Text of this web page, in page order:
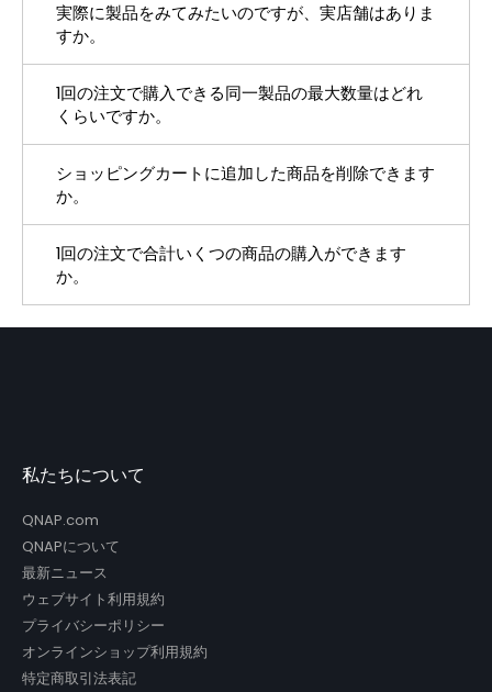
ながら、製品に初期不良ないし破損が認められる場
合においては、保証の範囲において交換は可能とな
ります。「テクニカルサポート」へご連絡くださ
メールアドレスの変更はできかねます。
実際に製品をみてみたいのですが、実店舗はありま
すか。
直経営の実店舗はございません。しかしながら弊社
に在庫がある限りには、弊社にお越しいただき、実
機の確認は可能でございます。「お問い合わせ」よ
り先ずはご相談くださいませ。
1回の注文で購入できる同一製品の最大数量はどれ
くらいですか。
1回のご注文につき、特定の同一製品は最大5個まで
ご購入できます。5個以上ご購入をご希望の場合、
お手数ですが「お問い合わせ」よりご連絡をお願い
いたします。
ショッピングカートに追加した商品を削除できます
か。
ご注文確定前であれば、いつでもカートから商品を
キャンセル、削除または追加いただけます。
1回の注文で合計いくつの商品の購入ができます
か。
私たちについて
QNAP.com
QNAPについて
最新ニュース
ウェブサイト利用規約
プライバシーポリシー
オンラインショップ利用規約
特定商取引法表記